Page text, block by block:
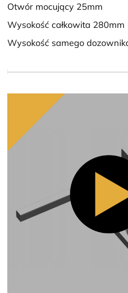
Otwór mocujący 25mm
Wysokość całkowita 280mm
Wysokość samego